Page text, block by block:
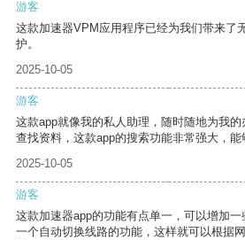
游客
这款加速器VPM应用程序已经为我们带来了
护。
2025-10-05
游客
这款app就像我的私人助理，随时随地为我
查找资料，这款app的搜索功能非常强大，能
2025-10-05
游客
这款加速器app的功能有点单一，可以增加
一个自动切换线路的功能，这样就可以根据